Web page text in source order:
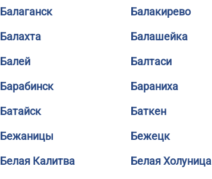
Балаганск Балакирево
Балахта Балашейка
Балей Балтаси
Барабинск Бараниха
Батайск Баткен
Бежаницы Бежецк
Белая Калитва Белая Холуница